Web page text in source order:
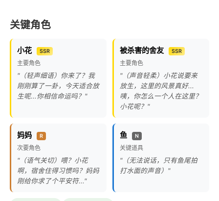
关键角色
小花 SSR
主要角色
"（轻声细语）你来了？我
刚刚算了一卦，今天适合放
生呢...你相信命运吗？"
被杀害的舍友 SSR
主要角色
"（声音轻柔）小花说要来
放生，这里的风景真好...
咦，你怎么一个人在这里？
小花呢？"
妈妈 R
次要角色
"（语气关切）喂？小花
啊，宿舍住得习惯吗？妈妈
刚给你求了个平安符..."
鱼 N
关键道具
"（无法说话，只有鱼尾拍
打水面的声音）"